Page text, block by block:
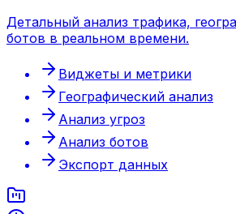
Детальный анализ трафика,
ботов в реальном времени.
Виджеты и метрики
Географический анализ
Анализ угроз
Анализ ботов
Экспорт данных